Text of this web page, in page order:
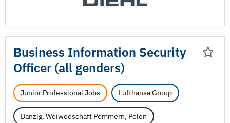
Business Information Security
Officer (all genders)
Junior Professional Jobs Lufthansa Group
Danzig, Woiwodschaft Pommern, Polen